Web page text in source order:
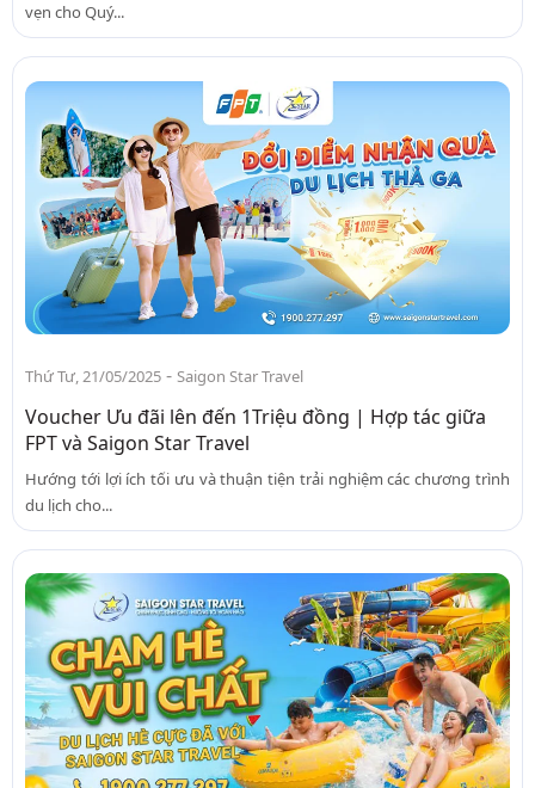
vẹn cho Quý...
Thứ Tư, 21/05/2025 - Saigon Star Travel
Voucher Ưu đãi lên đến 1Triệu đồng | Hợp tác giữa
FPT và Saigon Star Travel
Hướng tới lợi ích tối ưu và thuận tiện trải nghiệm các chương trình
du lịch cho...